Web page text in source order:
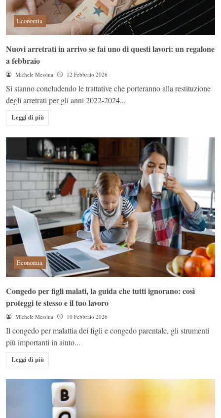
Economia
Nuovi arretrati in arrivo se fai uno di questi lavori: un regalone
a febbraio
Michele Messina 12 Febbraio 2026
Si stanno concludendo le trattative che porteranno alla restituzione
degli arretrati per gli anni 2022-2024...
Leggi di più
Economia
Congedo per figli malati, la guida che tutti ignorano: così
proteggi te stesso e il tuo lavoro
Michele Messina 10 Febbraio 2026
Il congedo per malattia dei figli e congedo parentale, gli strumenti
più importanti in aiuto...
Leggi di più